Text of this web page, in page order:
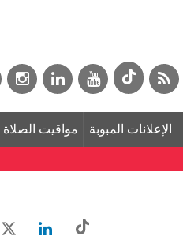
الإعلانات المبوبة مواقيت الصلاة